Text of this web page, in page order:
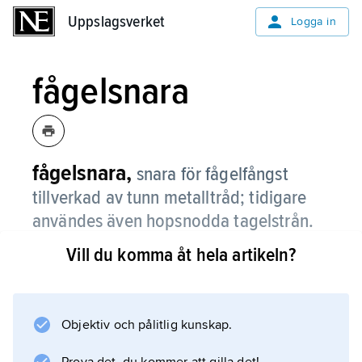
Uppslagsverket Logga in
fågelsnara
fågelsnara, snara för fågelfångst
tillverkad av tunn metalltråd; tidigare
användes även hopsnodda tagelstrån.
I Sverige är endast snarning av ripa med vissa
Vill du komma åt hela artikeln?
Objektiv och pålitlig kunskap.